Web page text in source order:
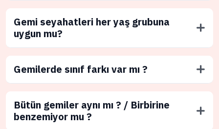
Gemi seyahatleri her yaş grubuna
uygun mu?
Gemilerde sınıf farkı var mı ?
Bütün gemiler aynı mı ? / Birbirine
benzemiyor mu ?